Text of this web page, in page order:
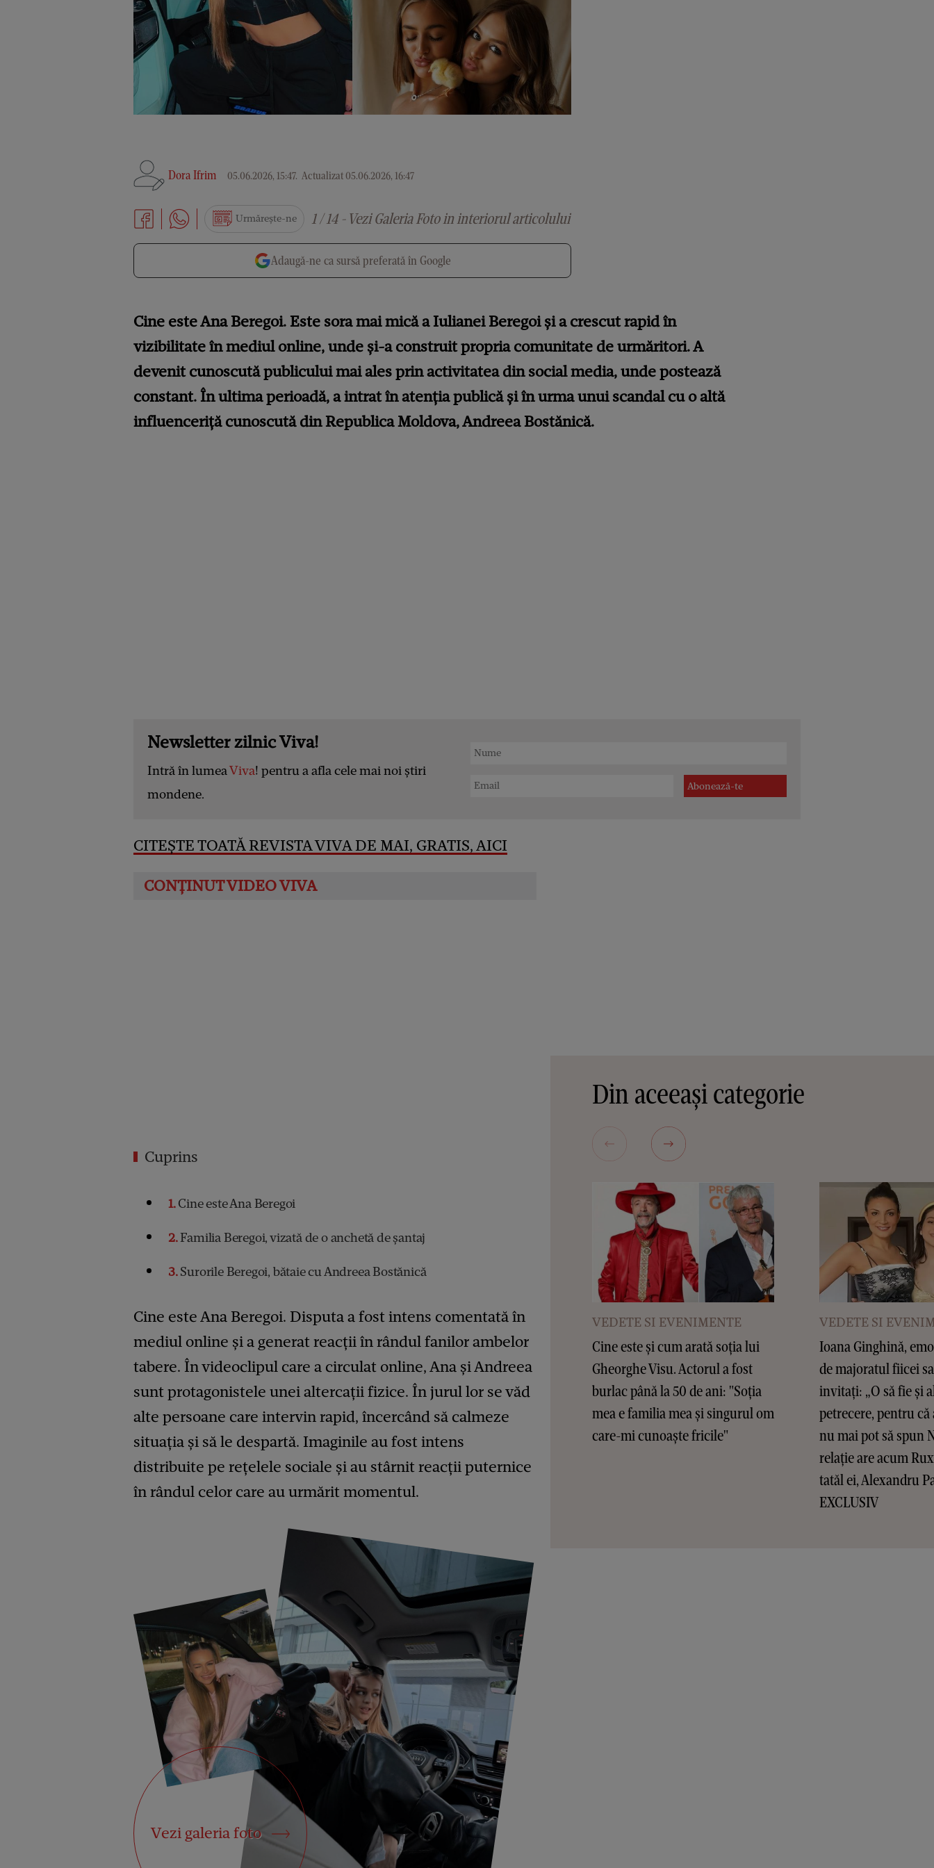
Dora Ifrim 05.06.2026, 15:47. Actualizat 05.06.2026, 16:47
Urmărește-ne 1 / 14 - Vezi Galeria Foto in interiorul articolului
Adaugă-ne ca sursă preferată în Google
Cine este Ana Beregoi. Este sora mai mică a Iulianei Beregoi și a crescut rapid în
vizibilitate în mediul online, unde și-a construit propria comunitate de urmăritori. A
devenit cunoscută publicului mai ales prin activitatea din social media, unde postează
constant. În ultima perioadă, a intrat în atenția publică și în urma unui scandal cu o altă
influenceriță cunoscută din Republica Moldova, Andreea Bostănică.
Newsletter zilnic Viva!
Intră în lumeaViva! pentru a afla cele mai noi știri
mondene.
CITEȘTE TOATĂ REVISTA VIVA DE MAI, GRATIS, AICI
Cuprins
1Cine este Ana Beregoi
2Familia Beregoi, vizată de o anchetă de șantaj
3Surorile Beregoi, bătaie cu Andreea Bostănică
Cine este Ana Beregoi. Disputa a fost intens comentată în
mediul online și a generat reacții în rândul fanilor ambelor
tabere. În videoclipul care a circulat online, Ana și Andreea
sunt protagonistele unei altercații fizice. În jurul lor se văd
alte persoane care intervin rapid, încercând să calmeze
situația și să le despartă. Imaginile au fost intens
distribuite pe rețelele sociale și au stârnit reacții puternice
în rândul celor care au urmărit momentul.
Vezi galeria foto
Din aceeași categorie
VEDETE SI EVENIMENTE
Cine este și cum arată soția lui
Gheorghe Visu. Actorul a fost
burlac până la 50 de ani: "Soția
mea e familia mea și singurul om
care-mi cunoaște fricile"
VEDETE SI
Ioana Ginghină,
de majoratul fiicei
invitați: „O să fie și
petrecere, pentru că
nu mai pot să spun
relație are acum
tatăl ei, Alexandru
EXCLUSIV